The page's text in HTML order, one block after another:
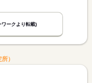
ワークより転載)
）